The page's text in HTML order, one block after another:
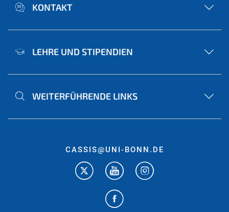
KONTAKT
LEHRE UND STIPENDIEN
WEITERFÜHRENDE LINKS
CASSIS@UNI-BONN.DE